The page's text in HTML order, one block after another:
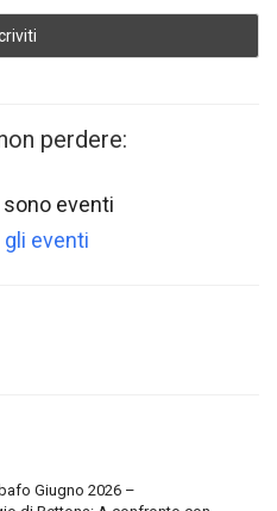
perdere:
eventi
eventi
Giugno 2026 –